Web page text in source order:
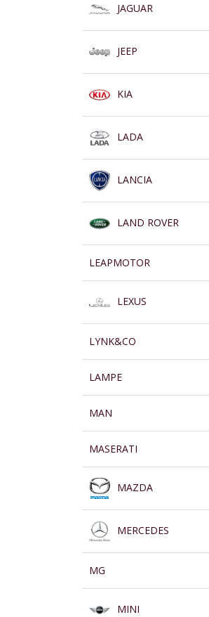
JAGUAR
JEEP
KIA
LADA
LANCIA
LAND ROVER
LEAPMOTOR
LEXUS
LYNK&CO
LAMPE
MAN
MASERATI
MAZDA
MERCEDES
MG
MINI